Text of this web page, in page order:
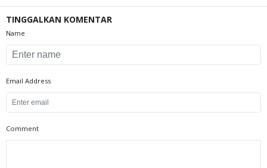
TINGGALKAN KOMENTAR
Name
Email Address
Comment